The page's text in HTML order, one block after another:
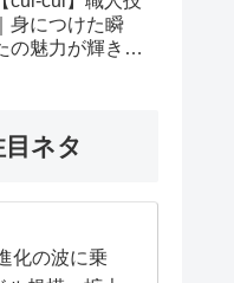
身につけた瞬
の魅力が輝き出
ネタ
化の波に乗